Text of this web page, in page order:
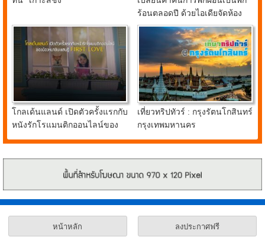
ร้อนตลอดปี ด้วยไอเดียจัดห้อง
นอนสุดคูลจาก อินเด็กซ์ ลิฟวิ่ง
โกลเด้นแลนด์ เปิดตัวครั้งแรกกับ
หนังรักโรแมนติกออนไลน์ของ
น้องหมาชิบะแสนรู้ FIRST
เที่ยวทริปทัวร์ : กรุงรัตนโกสินทร์
กรุงเทพมหานคร
หน้าหลัก ลงประกาศฟรี